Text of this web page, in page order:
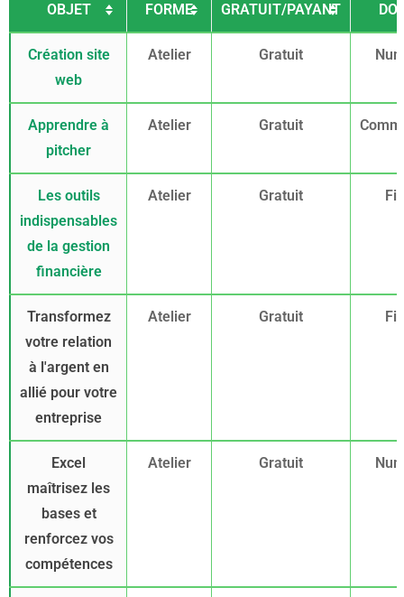
OBJET FORME GRATUIT/PAYANT
Création site
web
Atelier Gratuit
Apprendre à
pitcher
Atelier Gratuit
Les outils
indispensables
de la gestion
financière
Atelier Gratuit
Transformez
votre relation
à l'argent en
allié pour votre
entreprise
Atelier Gratuit
Excel
maîtrisez les
bases et
renforcez vos
compétences
Atelier Gratuit